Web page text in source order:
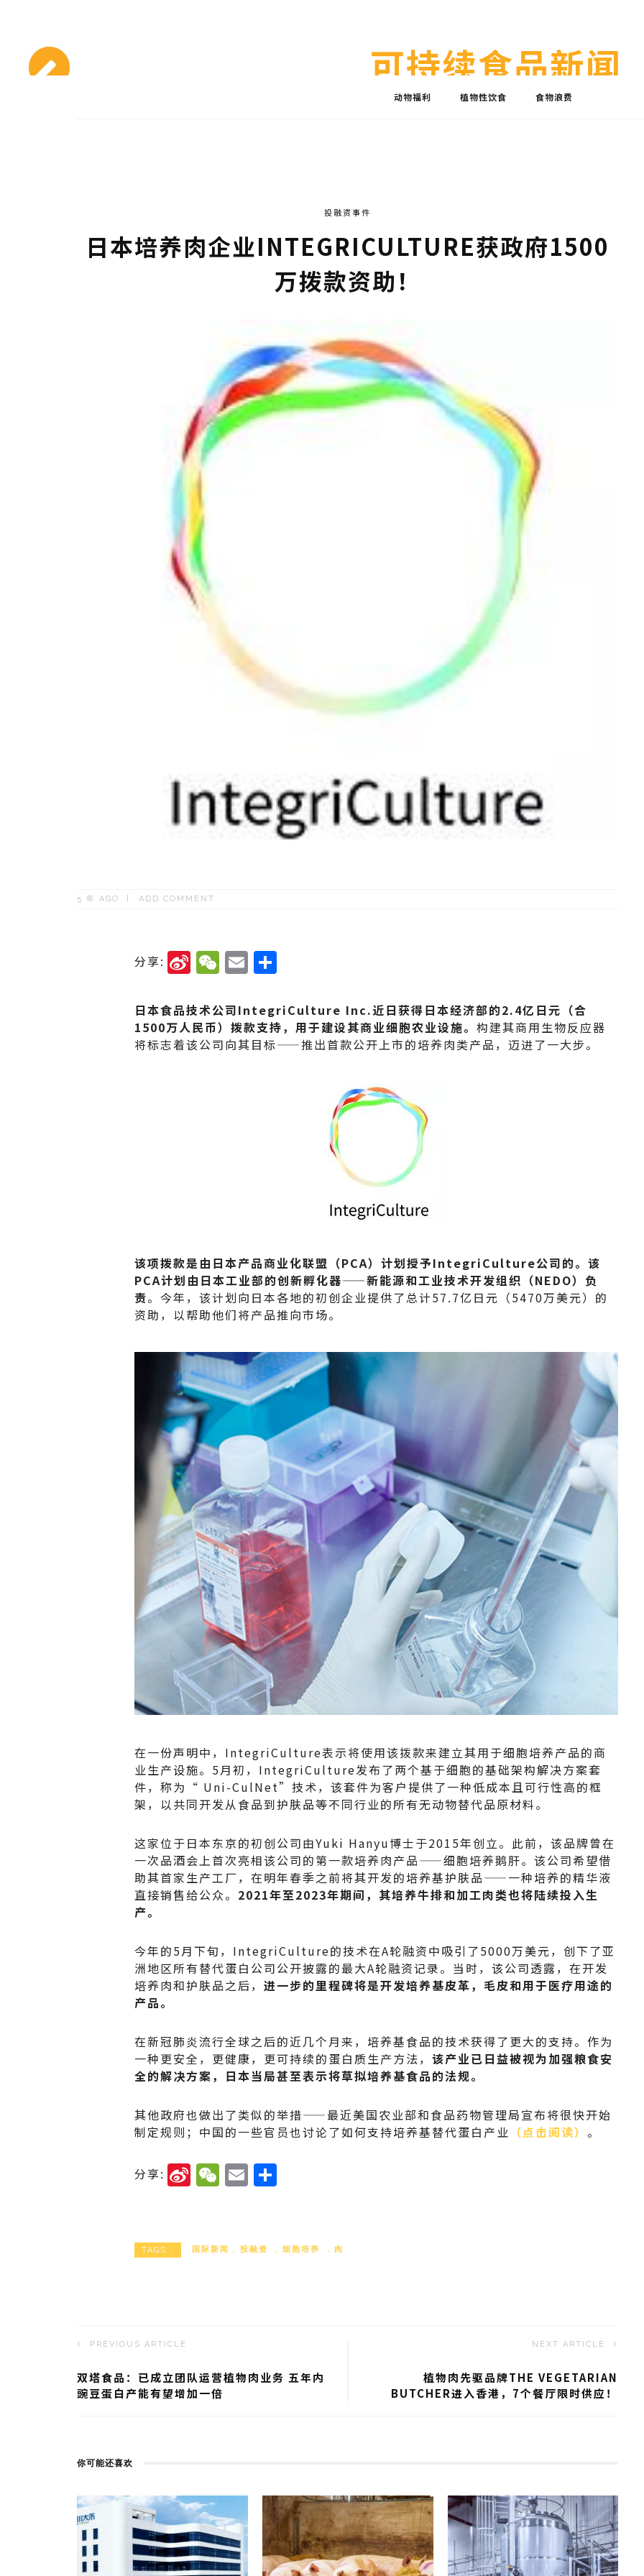
可持续食品新闻
动物福利 植物性饮食 食物浪费
投融资事件
日本培养肉企业INTEGRICULTURE获政府1500
万拨款资助！
5 年 AGO ADD COMMENT
分享: Si
a
W
ei
W
C
h
a
E
ai
l
日本食品技术公司IntegriCulture Inc.近日获得日本经济部的2.4亿日元（合
1500万人民币）拨款支持，用于建设其商业细胞农业设施。 构建其商用生物反应器
将标志着该公司向其目标——推出首款公开上市的培养肉类产品，迈进了一大步。
该项拨款是由日本产品商业化联盟（PCA）计划授予IntegriCulture公司的。该
PCA计划由日本工业部的创新孵化器——新能源和工业技术开发组织（NEDO）负
责。今年，该计划向日本各地的初创企业提供了总计57.7亿日元（5470万美元）的
资助，以帮助他们将产品推向市场。
在一份声明中，IntegriCulture表示将使用该拨款来建立其用于细胞培养产品的商
业生产设施。5月初，IntegriCulture发布了两个基于细胞的基础架构解决方案套
件，称为“ Uni-CulNet”技术，该套件为客户提供了一种低成本且可行性高的框
架，以共同开发从食品到护肤品等不同行业的所有无动物替代品原材料。
这家位于日本东京的初创公司由Yuki Hanyu博士于2015年创立。此前，该品牌曾在
一次品酒会上首次亮相该公司的第一款培养肉产品——细胞培养鹅肝。该公司希望借
助其首家生产工厂，在明年春季之前将其开发的培养基护肤品——一种培养的精华液
直接销售给公众。 2021年至2023年期间，其培养牛排和加工肉类也将陆续投入生
产。
今年的5月下旬，IntegriCulture的技术在A轮融资中吸引了5000万美元，创下了亚
洲地区所有替代蛋白公司公开披露的最大A轮融资记录。当时，该公司透露，在开发
培养肉和护肤品之后， 进一步的里程碑将是开发培养基皮革，毛皮和用于医疗用途的
产品。
在新冠肺炎流行全球之后的近几个月来，培养基食品的技术获得了更大的支持。作为
一种更安全，更健康，更可持续的蛋白质生产方法， 该产业已日益被视为加强粮食安
全的解决方案，日本当局甚至表示将草拟培养基食品的法规。
其他政府也做出了类似的举措——最近美国农业部和食品药物管理局宣布将很快开始
制定规则；中国的一些官员也讨论了如何支持培养基替代蛋白产业 （点击阅读） 。
分享: Si
n
W
W
e
h
E
m
l
TAGS : 国际新闻 投融资 细胞培养 肉
PREVIOUS ARTICLE
双塔食品：已成立团队运营植物肉业务 五年内
豌豆蛋白产能有望增加一倍
NEXT ARTICLE
植物肉先驱品牌THE VEGETARIAN
BUTCHER进入香港，7个餐厅限时供应！
你可能还喜欢